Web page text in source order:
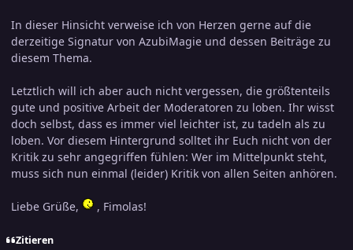
In dieser Hinsicht verweise ich von Herzen gerne auf die
derzeitige Signatur von AzubiMagie und dessen Beiträge zu
diesem Thema.
Letztlich will ich aber auch nicht vergessen, die größtenteils
gute und positive Arbeit der Moderatoren zu loben. Ihr wisst
doch selbst, dass es immer viel leichter ist, zu tadeln als zu
loben. Vor diesem Hintergrund solltet ihr Euch nicht von der
Kritik zu sehr angegriffen fühlen: Wer im Mittelpunkt steht,
muss sich nun einmal (leider) Kritik von allen Seiten anhören.
Liebe Grüße, , Fimolas!
Zitieren